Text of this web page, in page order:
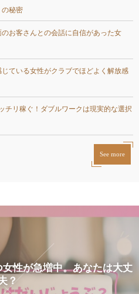
の秘密
のお客さんとの会話に自信があった女
ている女性がクラブでほどよく解放感
チリ稼ぐ！ダブルワークは現実的な選択
See more
性が急増中。あなたは大丈
？